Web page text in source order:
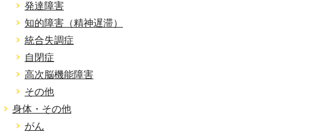
発達障害
知的障害（精神遅滞）
統合失調症
自閉症
高次脳機能障害
その他
身体・その他
がん